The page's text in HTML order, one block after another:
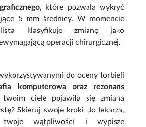
, które pozwala wykryć
5 mm średnicy. W momencie
klasyfikuje zmianę jako
operacji chirurgicznej.
do oceny torbieli
komputerowa oraz rezonans
ciele pojawiła się zmiana
Skieruj swoje kroki do lekarza,
wątpliwości i wypisze